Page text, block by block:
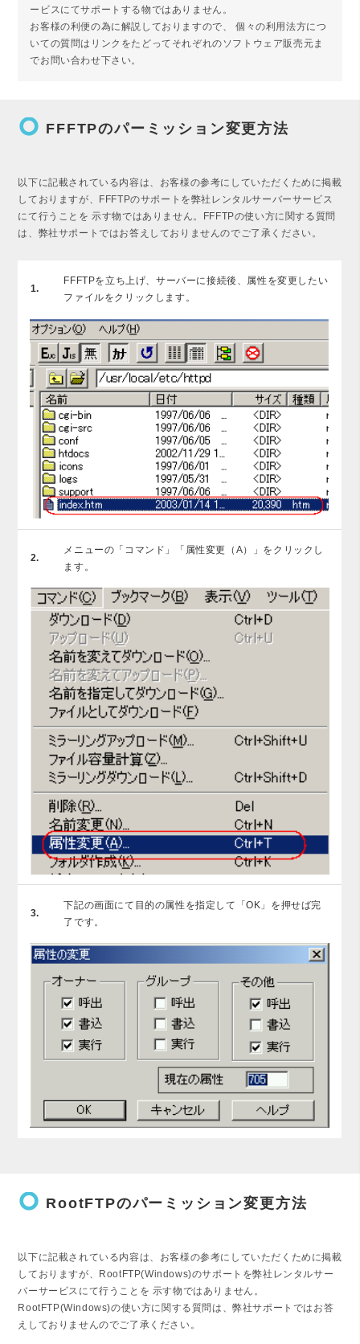
ービスにてサポートする物ではありません。
お客様の利便の為に解説しておりますので、 個々の利用法方につ
いての質問はリンクをたどってそれぞれのソフトウェア販売元ま
でお問い合わせ下さい。
trip_origin FFFTPのパーミッション変更方法
以下に記載されている内容は、お客様の参考にしていただくために掲載
しておりますが、FFFTPのサポートを弊社レンタルサーバーサービス
にて行うことを 示す物ではありません。FFFTPの使い方に関する質問
は、弊社サポートではお答えしておりませんのでご了承ください。
1.
FFFTPを立ち上げ、サーバーに接続後、属性を変更したい
ファイルをクリックします。
2.
メニューの「コマンド」「属性変更（A）」をクリックし
ます。
3.
下記の画面にて目的の属性を指定して「OK」を押せば完
了です。
trip_origin RootFTPのパーミッション変更方法
以下に記載されている内容は、お客様の参考にしていただくために掲載
しておりますが、RootFTP(Windows)のサポートを弊社レンタルサー
バーサービスにて行うことを 示す物ではありません。
RootFTP(Windows)の使い方に関する質問は、弊社サポートではお答
えしておりませんのでご了承ください。